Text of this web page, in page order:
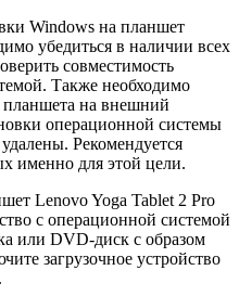
Windows на планшет
убедиться в наличии всех
совместимость
Также необходимо
планшета на внешний
операционной системы
Рекомендуется
именно для этой цели.
Lenovo Yoga Tablet 2 Pro
с операционной системой
или DVD-диск с образом
загрузочное устройство